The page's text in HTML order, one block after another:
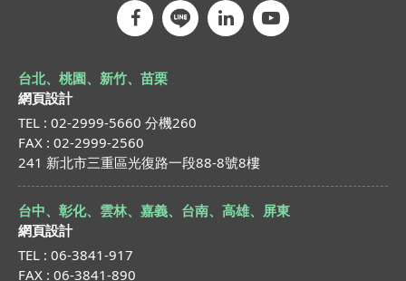
台北、桃園、新竹、苗栗
網頁設計
TEL : 02-2999-5660 分機260
FAX : 02-2999-2560
241 新北市三重區光復路一段88-8號8樓
台中、彰化、雲林、嘉義、台南、高雄、屏東
網頁設計
TEL : 06-3841-917
FAX : 06-3841-890